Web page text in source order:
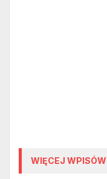
WIĘCEJ WPISÓW